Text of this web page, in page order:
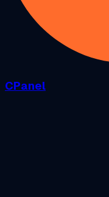
CPanel